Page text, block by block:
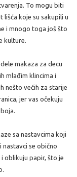
To mogu biti
koje su sakupili u
i mnogo toga još što
kulture.
makaza za decu
mlađim klincima i
nešto većih za starije
jer vas očekuju
sa nastavcima koji
nastavci se obično
oblikuju papir, što je